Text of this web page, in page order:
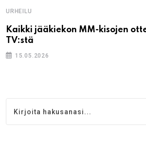
URHEILU
Kaikki jääkiekon MM-kisojen
TV:stä
15.05.2026